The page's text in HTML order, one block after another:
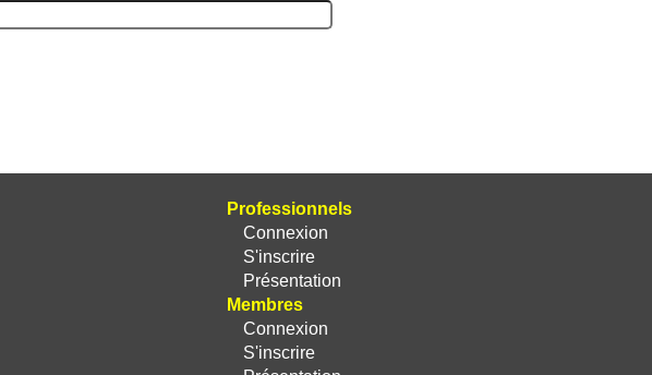
Professionnels
Connexion
S'inscrire
Présentation
Membres
Connexion
S'inscrire